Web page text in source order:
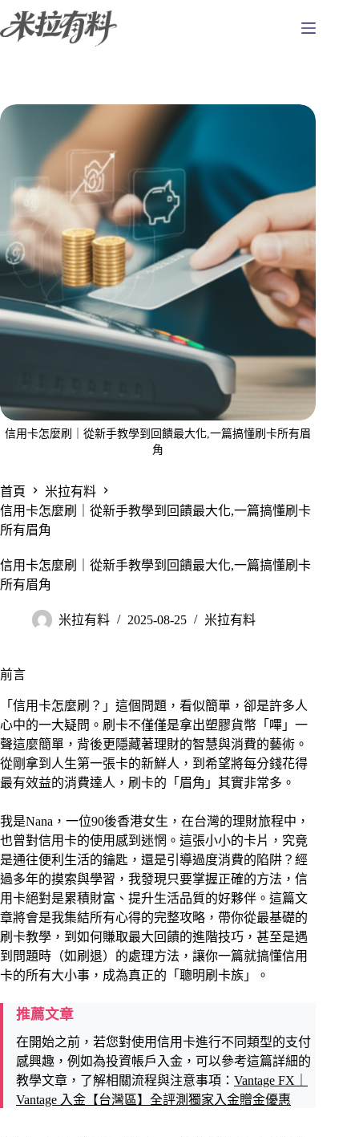
至
容
信用卡怎麼刷｜從新手教學到回饋最大化,一篇搞懂刷卡所有眉
角
首頁
米拉有料
信用卡怎麼刷｜從新手教學到回饋最大化,一篇搞懂刷卡
所有眉角
信用卡怎麼刷｜從新手教學到回饋最大化,一篇搞懂刷卡
所有眉角
米拉有料 2025-08-25 米拉有料
前言
「信用卡怎麼刷？」這個問題，看似簡單，卻是許多人
心中的一大疑問。刷卡不僅僅是拿出塑膠貨幣「嗶」一
聲這麼簡單，背後更隱藏著理財的智慧與消費的藝術。
從剛拿到人生第一張卡的新鮮人，到希望將每分錢花得
最有效益的消費達人，刷卡的「眉角」其實非常多。
我是Nana，一位90後香港女生，在台灣的理財旅程中，
也曾對信用卡的使用感到迷惘。這張小小的卡片，究竟
是通往便利生活的鑰匙，還是引導過度消費的陷阱？經
過多年的摸索與學習，我發現只要掌握正確的方法，信
用卡絕對是累積財富、提升生活品質的好夥伴。這篇文
章將會是我集結所有心得的完整攻略，帶你從最基礎的
刷卡教學，到如何賺取最大回饋的進階技巧，甚至是遇
到問題時（如刷退）的處理方法，讓你一篇就搞懂信用
卡的所有大小事，成為真正的「聰明刷卡族」。
推薦文章
在開始之前，若您對使用信用卡進行不同類型的支付
感興趣，例如為投資帳戶入金，可以參考這篇詳細的
教學文章，了解相關流程與注意事項： Vantage FX｜
Vantage 入金【台灣區】全評測獨家入金贈金優惠